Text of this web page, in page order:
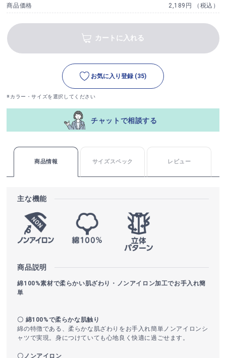
商品価格 2,189円 （税込）
カートに入れる
お気に入り登録 (35)
※カラー・サイズを選択してください
チャットで相談する
商品情報 サイズスペック レビュー
主な機能
商品説明
綿100%素材で柔らかい肌ざわり・ノンアイロン加工でお手入れ簡
単
〇 綿100%で柔らかな肌触り
綿の特徴である、柔らかな肌ざわりをお手入れ簡単ノンアイロンシ
ャツで実現。身につけていても心地良く快適に過ごせます。
〇ノンアイロン